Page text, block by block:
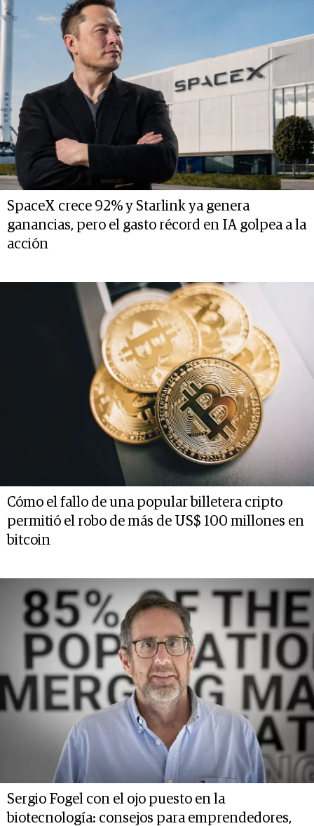
SpaceX crece 92% y Starlink ya genera
ganancias, pero el gasto récord en IA golpea a la
acción
Cómo el fallo de una popular billetera cripto
permitió el robo de más de US$ 100 millones en
bitcoin
Sergio Fogel con el ojo puesto en la
biotecnología: consejos para emprendedores,